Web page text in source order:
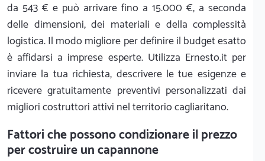
da 543 € e può arrivare fino a 15.000 €, a seconda
delle dimensioni, dei materiali e della complessità
logistica. Il modo migliore per definire il budget esatto
è affidarsi a imprese esperte. Utilizza Ernesto.it per
inviare la tua richiesta, descrivere le tue esigenze e
ricevere gratuitamente preventivi personalizzati dai
migliori costruttori attivi nel territorio cagliaritano.
Fattori che possono condizionare il prezzo
per costruire un capannone